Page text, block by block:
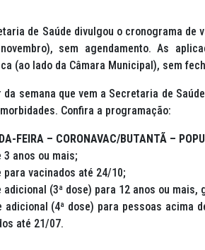
de Saúde divulgou o cronograma de
sem agendamento. As
(ao lado da Câmara Municipal), sem
da semana que vem a Secretaria de
Confira a programação:
FEIRA – CORONAVAC/BUTANTÃ –
3 anos ou mais;
para vacinados até 24/10;
adicional (3ª dose) para 12 anos ou
adicional (4ª dose) para pessoas acima
até 21/07.